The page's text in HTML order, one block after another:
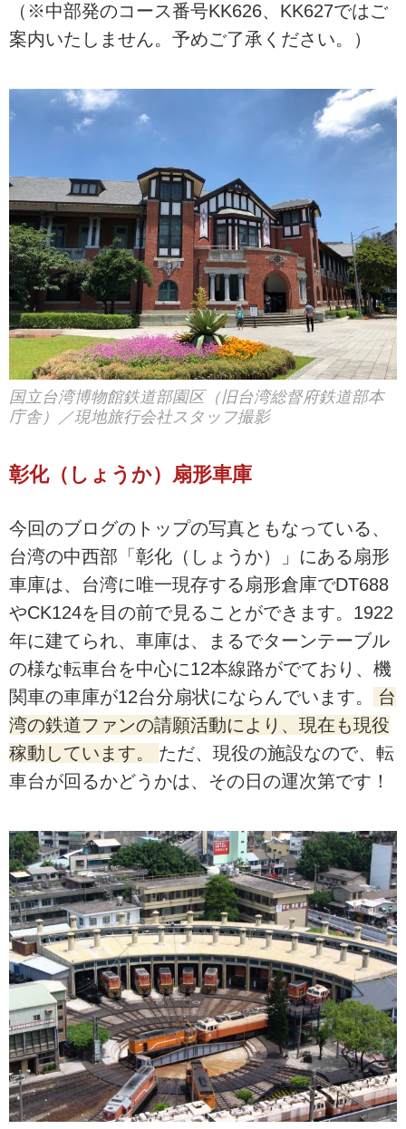
（※中部発のコース番号KK626、KK627ではご
案内いたしません。予めご了承ください。）
国立台湾博物館鉄道部園区（旧台湾総督府鉄道部本
庁舎）／現地旅行会社スタッフ撮影
彰化（しょうか）扇形車庫
今回のブログのトップの写真ともなっている、
台湾の中西部「彰化（しょうか）」にある扇形
車庫は、台湾に唯一現存する扇形倉庫でDT688
やCK124を目の前で見ることができます。1922
年に建てられ、車庫は、まるでターンテーブル
の様な転車台を中心に12本線路がでており、機
関車の車庫が12台分扇状にならんでいます。
台
湾の鉄道ファンの請願活動により、現在も現役
稼動しています。
ただ、現役の施設なので、転
車台が回るかどうかは、その日の運次第です！